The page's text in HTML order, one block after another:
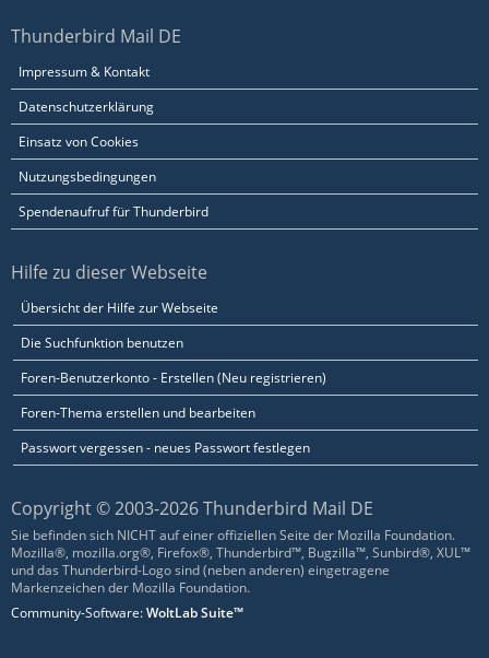
Thunderbird Mail DE
Impressum & Kontakt
Datenschutzerklärung
Einsatz von Cookies
Nutzungsbedingungen
Spendenaufruf für Thunderbird
Hilfe zu dieser Webseite
Übersicht der Hilfe zur Webseite
Die Suchfunktion benutzen
Foren-Benutzerkonto - Erstellen (Neu registrieren)
Foren-Thema erstellen und bearbeiten
Passwort vergessen - neues Passwort festlegen
Copyright © 2003-2026 Thunderbird Mail DE
Sie befinden sich NICHT auf einer offiziellen Seite der Mozilla Foundation.
Mozilla®, mozilla.org®, Firefox®, Thunderbird™, Bugzilla™, Sunbird®, XUL™
und das Thunderbird-Logo sind (neben anderen) eingetragene
Markenzeichen der Mozilla Foundation.
Community-Software:WoltLab Suite™